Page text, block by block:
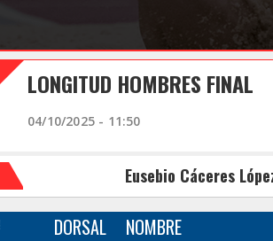
LONGITUD HOMBRES FINAL
04/10/2025 - 11:50
Eusebio Cáceres
DORSAL NOMBRE